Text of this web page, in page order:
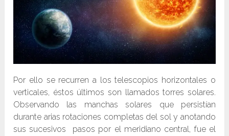
Por ello se recurren a los telescopios horizontales o
verticales, éstos últimos son llamados torres solares.
Observando las manchas solares que persistían
durante arias rotaciones completas del sol y anotando
sus sucesivos pasos por el meridiano central, fue el